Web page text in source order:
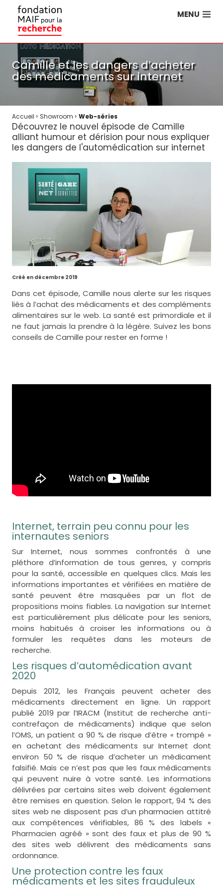
MENU
Camille et les dangers d’acheter
des médicaments sur internet
Accueil › Showroom › Web-séries
Découvrez le nouvel épisode de Camille
alliant humour et dérision pour nous expliquer
les dangers de l'automédication sur internet
Créé en décembre 2019
Dans cet épisode, Camille nous alerte sur les risques
liés à l’achat des médicaments et des compléments
alimentaires sur le web. La santé est primordiale et il
ne faut jamais la prendre à la légère. Suivez les bons
conseils de Camille pour rester en forme !
Internet, terrain peu connu pour les
internautes seniors
Sur Internet, nous sommes confrontés à une
pléthore d’information de tous genres, y compris
pour la santé, accessible en quelques clics. Mais les
informations importantes et vérifiées en matière de
santé peuvent être masquées par un flot de
propositions moins fiables. La navigation sur Internet
est particulièrement plus délicate pour les seniors,
moins habitués à croiser les informations ou à
formuler les requêtes dans les moteurs de
recherche.
Les risques d’automédication avant
2020
Depuis 2012, les Français peuvent acheter des
médicaments directement en ligne. Un rapport
publié 2019 par l’IRACM (Institut de recherche anti-
contrefaçon de médicaments) indique que selon
l’OMS, un patient a 90 % de risque d’être « trompé »
en achetant des médicaments sur Internet dont
environ 50 % de risque d’acheter un médicament
falsifié. Mais ce n’est pas que les faux médicaments
qui peuvent nuire à votre santé. Les informations
délivrées par certains sites web doivent également
être remises en question. Selon le rapport, 94 % des
sites web ne disposent pas d’un pharmacien attitré
aux compétences vérifiables, 86 % des labels «
Pharmacien agréé » sont des faux et plus de 90 %
des sites web délivrent des médicaments sans
ordonnance.
Une protection contre les faux
médicaments et les sites frauduleux